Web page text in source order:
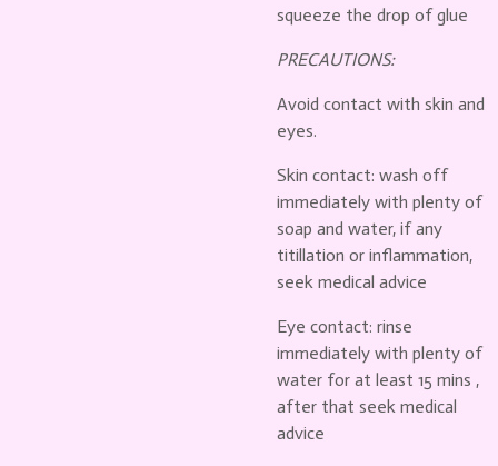
squeeze the drop of glue
PRECAUTIONS:
Avoid contact with skin and
eyes.
Skin contact: wash off
immediately with plenty of
soap and water, if any
titillation or inflammation,
seek medical advice
Eye contact: rinse
immediately with plenty of
water for at least 15 mins ,
after that seek medical
advice